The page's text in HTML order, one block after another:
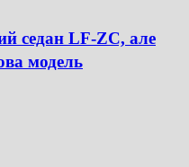
седан LF-ZC, але
модель